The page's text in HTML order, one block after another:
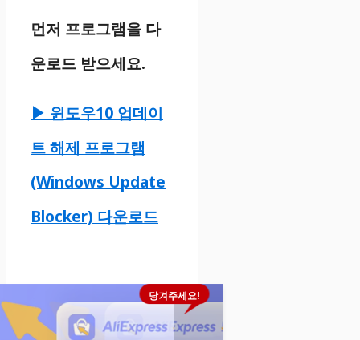
먼저 프로그램을 다
운로드 받으세요.
▶ 윈도우10 업데이
트 해제 프로그램
(Windows Update
Blocker) 다운로드
당겨주세요!